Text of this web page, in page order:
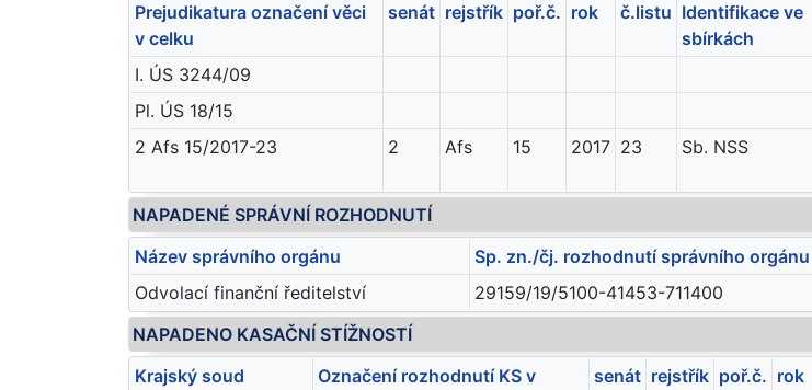
Prejudikatura označení věci
v celku
senát rejstřík poř.č. rok č.listu Identifikace ve
sbírkách
I. ÚS 3244/09
Pl. ÚS 18/15
2 Afs 15/2017-23
2 Afs 15 2017 23 Sb. NSS
NAPADENÉ SPRÁVNÍ ROZHODNUTÍ
Název správního orgánu
Sp. zn./čj. rozhodnutí správního orgánu
Odvolací finanční ředitelství
29159/19/5100-41453-711400
NAPADENO KASAČNÍ STÍŽNOSTÍ
Krajský soud
Označení rozhodnutí KS v
senát rejstřík poř.č. rok